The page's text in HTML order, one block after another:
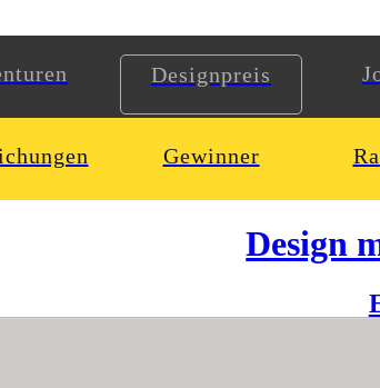
Designpreis
Gewinner
Design